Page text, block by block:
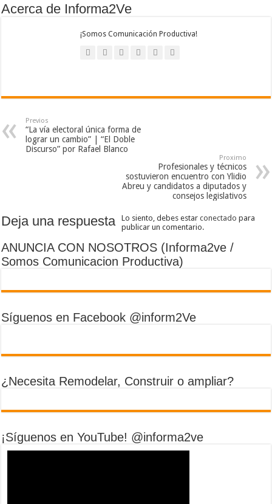
Acerca de Informa2Ve
¡Somos Comunicación Productiva!
Previos
“La vía electoral única forma de
lograr un cambio” | “El Doble
Discurso” por Rafael Blanco
Proximo
Profesionales y técnicos
sostuvieron encuentro con Ylidio
Abreu y candidatos a diputados y
consejos legislativos
Deja una respuesta Lo siento, debes estarconectado para
publicar un comentario.
ANUNCIA CON NOSOTROS (Informa2ve /
Somos Comunicacion Productiva)
Síguenos en Facebook @inform2Ve
¿Necesita Remodelar, Construir o ampliar?
¡Síguenos en YouTube! @informa2ve